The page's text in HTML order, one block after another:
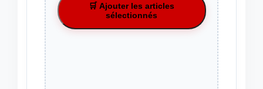
🛒 Ajouter les articles
sélectionnés